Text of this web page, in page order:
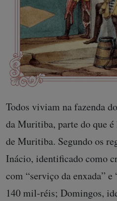
Todos viviam na fazenda
da Muritiba, parte do que
de Muritiba. Segundo os
Inácio, identificado como
com “serviço da enxada”
140 mil-réis; Domingos,